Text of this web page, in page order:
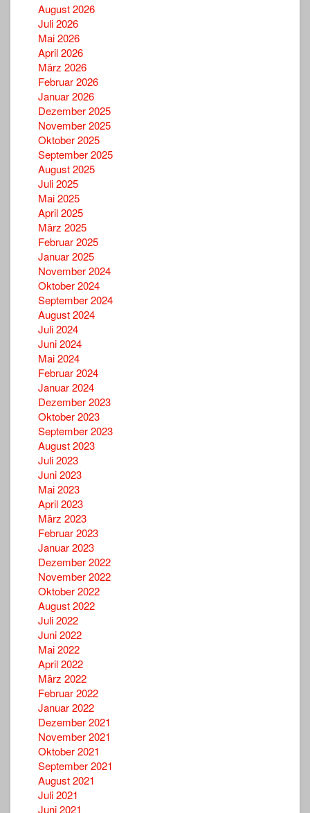
August 2026
Juli 2026
Mai 2026
April 2026
März 2026
Februar 2026
Januar 2026
Dezember 2025
November 2025
Oktober 2025
September 2025
August 2025
Juli 2025
Mai 2025
April 2025
März 2025
Februar 2025
Januar 2025
November 2024
Oktober 2024
September 2024
August 2024
Juli 2024
Juni 2024
Mai 2024
Februar 2024
Januar 2024
Dezember 2023
Oktober 2023
September 2023
August 2023
Juli 2023
Juni 2023
Mai 2023
April 2023
März 2023
Februar 2023
Januar 2023
Dezember 2022
November 2022
Oktober 2022
August 2022
Juli 2022
Juni 2022
Mai 2022
April 2022
März 2022
Februar 2022
Januar 2022
Dezember 2021
November 2021
Oktober 2021
September 2021
August 2021
Juli 2021
Juni 2021